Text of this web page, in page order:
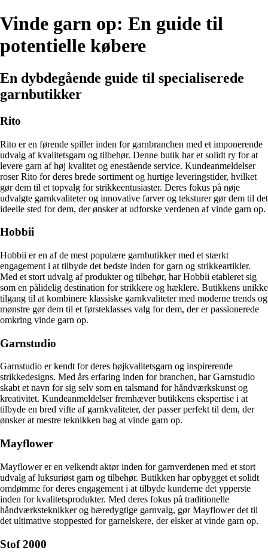
Vinde garn op: En guide til
potentielle købere
En dybdegående guide til specialiserede
garnbutikker
Rito
Rito er en førende spiller inden for garnbranchen med et imponerende
udvalg af kvalitetsgarn og tilbehør. Denne butik har et solidt ry for at
levere garn af høj kvalitet og enestående service. Kundeanmeldelser
roser Rito for deres brede sortiment og hurtige leveringstider, hvilket
gør dem til et topvalg for strikkeentusiaster. Deres fokus på nøje
udvalgte garnkvaliteter og innovative farver og teksturer gør dem til det
ideelle sted for dem, der ønsker at udforske verdenen af vinde garn op.
Hobbii
Hobbii er en af de mest populære garnbutikker med et stærkt
engagement i at tilbyde det bedste inden for garn og strikkeartikler.
Med et stort udvalg af produkter og tilbehør, har Hobbii etableret sig
som en pålidelig destination for strikkere og hæklere. Butikkens unikke
tilgang til at kombinere klassiske garnkvaliteter med moderne trends og
mønstre gør dem til et førsteklasses valg for dem, der er passionerede
omkring vinde garn op.
Garnstudio
Garnstudio er kendt for deres højkvalitetsgarn og inspirerende
strikkedesigns. Med års erfaring inden for branchen, har Garnstudio
skabt et navn for sig selv som en talsmand for håndværkskunst og
kreativitet. Kundeanmeldelser fremhæver butikkens ekspertise i at
tilbyde en bred vifte af garnkvaliteter, der passer perfekt til dem, der
ønsker at mestre teknikken bag at vinde garn op.
Mayflower
Mayflower er en velkendt aktør inden for garnverdenen med et stort
udvalg af luksuriøst garn og tilbehør. Butikken har opbygget et solidt
omdømme for deres engagement i at tilbyde kunderne det ypperste
inden for kvalitetsprodukter. Med deres fokus på traditionelle
håndværksteknikker og bæredygtige garnvalg, gør Mayflower det til
det ultimative stoppested for garnelskere, der elsker at vinde garn op.
Stof 2000